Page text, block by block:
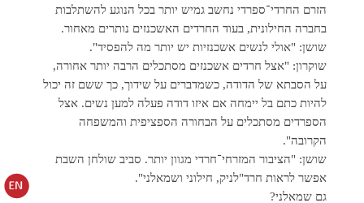
הזרם החרדי־ספרדי נחשב גמיש יותר בכל הנוגע להשתלבות
בחברה החילונית, בעוד החרדים האשכנזים נותרים מאחור.
שושן: "אולי לנשים אשכנזיות יש יותר מה להפסיד".
שוקרון: "אצל חרדים אשכנזים מסתכלים הרבה יותר אחורה,
על הסבתא של הדודה, כשמדברים על שידוך, כך ששם זה יכול
להיות כתם בל יימחה אם איזו דודה פעלה למען נשים. אצל
הספרדים מסתכלים על הבחורה הספציפית והמשפחה
הקרובה".
שושן: "הציבור המזרחי־חרדי מגוון יותר. סביב שולחן השבת
אפשר לראות חרד"לניק, חילוני ושמאלני".
גם שמאלני?